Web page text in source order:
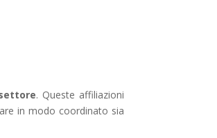
. Queste affiliazioni
in modo coordinato sia